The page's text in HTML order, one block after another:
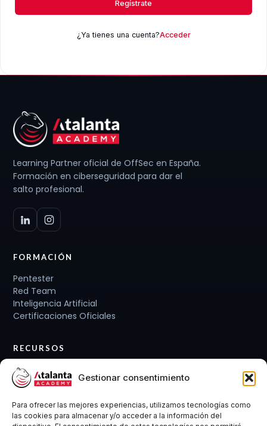
Gestionar consentimiento
Para ofrecer las mejores experiencias, utilizamos tecnologías como
las cookies para almacenar y/o acceder a la información del
Regístrate
¿Ya tienes una cuenta?Acceder
Learning Partner oficial de OffSec en España.
Formación en ciberseguridad para dar el
salto profesional.
FORMACIÓN
Pentester
Red Team
Inteligencia Artificial
Certificaciones Oficiales
RECURSOS
Planes de carrera
Cursos y Packs
Conócenos